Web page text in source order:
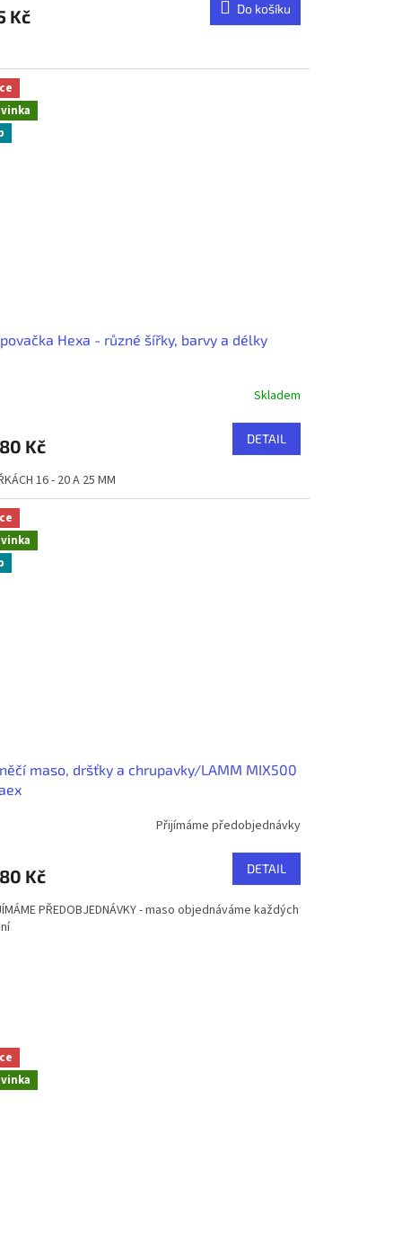
Kč Do košíku
Hexa - různé šířky, barvy a délky
Skladem
80 Kč DETAIL
16 - 20 A 25 MM
maso, dršťky a chrupavky/LAMM MIX500
Přijímáme předobjednávky
80 Kč DETAIL
PŘEDOBJEDNÁVKY - maso objednáváme každých